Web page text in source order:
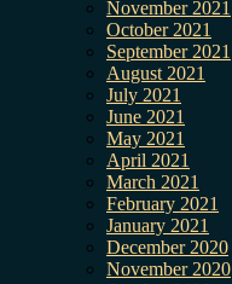
November 2021
October 2021
September 2021
August 2021
July 2021
June 2021
May 2021
April 2021
March 2021
February 2021
January 2021
December 2020
November 2020